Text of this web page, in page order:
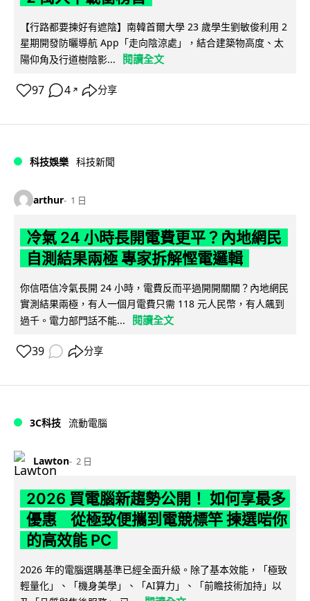
【行路都要揀好有遮陰】南韓首爾大學 23 歲學生劉敏俊利用 2
星期開發防曬導航 App「走向陰涼處」，結合建築物高度、太
陽仰角及行道樹陰影...
閱讀全文
97 4 ↗ 分享
科技娛樂 科技新聞
arthur 1 日
冷氣 24 小時長開電費更平？內地網民
自測結果兩極 專家拆解慳電邏輯
你信唔信冷氣長開 24 小時，電費反而平過開開關關？內地網民
實測結果兩極，有人一個月電費只需 118 元人民幣，有人飆到
過千。電力部門話不能...
閱讀全文
39 分享
3C科技 流動電腦
Lawton 2 日
2026 買電腦新趨勢公開！ 如何享最多
優惠 從極致便攜到電競標竿 揀選啱你
的高效能 PC
2026 年的電腦選購基準已經全面升級。除了基本效能，「極致
輕量化」、「機身美學」、「AI算力」、「前瞻技術加持」以